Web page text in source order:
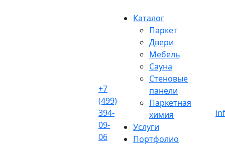
+7
(499)
394-
09-
06
Каталог
Паркет
Двери
Мебель
Сауна
Стеновые
панели
Паркетная
химия
Услуги
Портфолио